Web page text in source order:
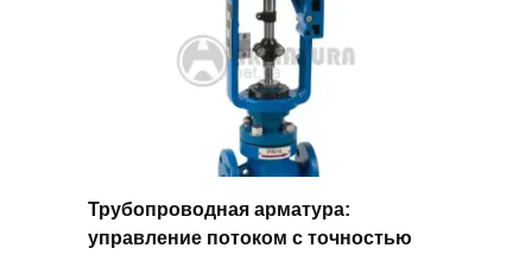
Трубопроводная арматура:
управление потоком с точностью